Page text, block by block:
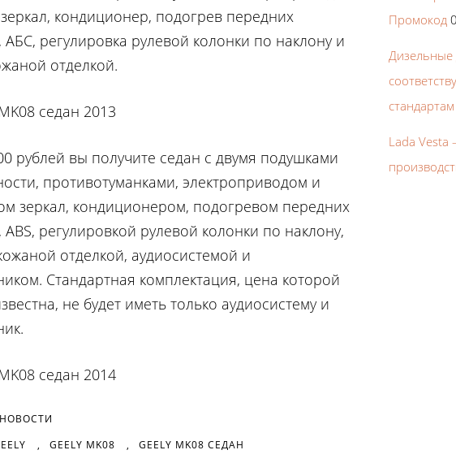
кондиционер, подогрев передних
АБС, регулировка рулевой колонки по наклону и
отделкой.
рублей вы получите седан с двумя подушками
противотуманками, электроприводом и
зеркал, кондиционером, подогревом передних
регулировкой рулевой колонки по наклону,
отделкой, аудиосистемой и
Стандартная комплектация, цена которой
не будет иметь только аудиосистему и
НОВОСТИ
, GEELY MK08 , GEELY MK08 СЕДАН
Промокод
Дизельные
Lada Vesta